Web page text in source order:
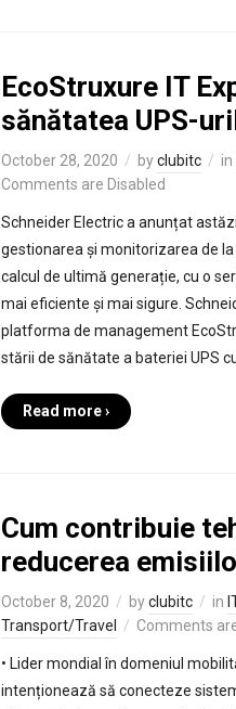
EcoStruxure IT
sănătatea UPS-
October 28, 2020 byclubitc in
Comments are Disabled
Schneider Electric a anunțat
gestionarea și monitorizarea de
calcul de ultimă generație, cu o
mai eficiente și mai sigure.
platforma de management
stării de sănătate a bateriei UPS
Read more ›
Cum contribuie
reducerea
October 8, 2020 byclubitc in
Transport/Travel
Comments
• Lider mondial în domeniul
intenționează să conecteze